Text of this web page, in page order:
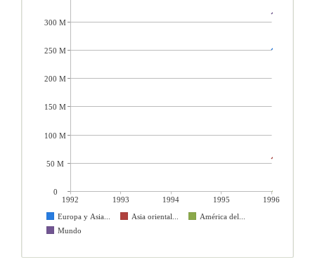
1992 1993 1994 1995
1996
Europa y Asia...
Asia oriental...
América del...
Mundo
300 M
250 M
200 M
150 M
100 M
50 M
0